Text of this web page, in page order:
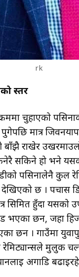
rk
स्तर
चुहाएको
मात्र
राखेर
सकिने हो भने
पसिनालेनै कुल
छ । पचास
सिमित हुँंदा यसको
छन, जहा
छन । गाउँंमा
रेमिट्यान्सले मुलुक
अगाडि